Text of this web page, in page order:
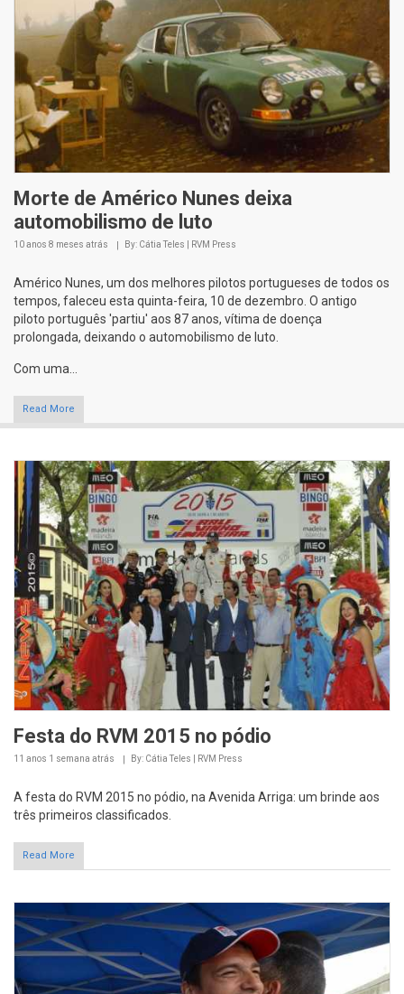
Morte de Américo Nunes deixa
automobilismo de luto
10 anos 8 meses atrás By: Cátia Teles | RVM Press
Américo Nunes, um dos melhores pilotos portugueses de todos os
tempos, faleceu esta quinta-feira, 10 de dezembro. O antigo
piloto português 'partiu' aos 87 anos, vítima de doença
prolongada, deixando o automobilismo de luto.
Com uma...
Read More
Festa do RVM 2015 no pódio
11 anos 1 semana atrás By: Cátia Teles | RVM Press
A festa do RVM 2015 no pódio, na Avenida Arriga: um brinde aos
três primeiros classificados.
Read More